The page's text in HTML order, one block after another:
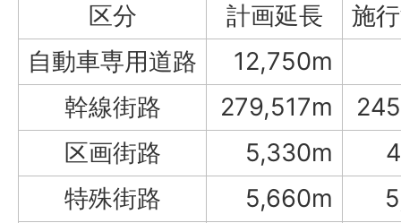
区分 計画延長
施
自動車専用道路
12,750m
幹線街路
279,517m
区画街路
5,330m
特殊街路
5,660m